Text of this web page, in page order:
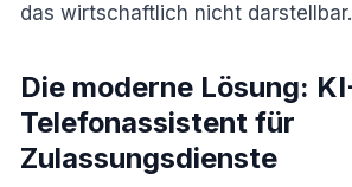
das wirtschaftlich nicht darstellbar.
Die moderne Lösung:
Telefonassistent für
Zulassungsdienste